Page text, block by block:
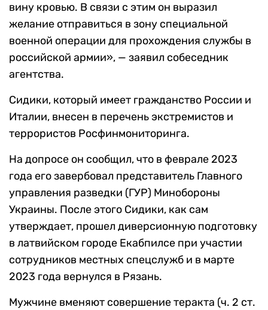
вину кровью. В связи с этим он выразил
желание отправиться в зону специальной
военной операции для прохождения службы в
российской армии», — заявил собеседник
агентства.
Сидики, который имеет гражданство России и
Италии, внесен в перечень экстремистов и
террористов Росфинмониторинга.
На допросе он сообщил, что в феврале 2023
года его завербовал представитель Главного
управления разведки (ГУР) Минобороны
Украины. После этого Сидики, как сам
утверждает, прошел диверсионную подготовку
в латвийском городе Екабпилсе при участии
сотрудников местных спецслужб и в марте
2023 года вернулся в Рязань.
Мужчине вменяют совершение теракта (ч. 2 ст.